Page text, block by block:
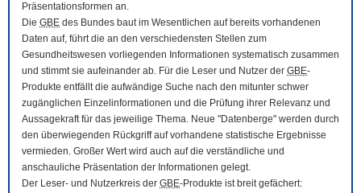
Präsentationsformen an.
Die GBE des Bundes baut im Wesentlichen auf bereits vorhandenen
Daten auf, führt die an den verschiedensten Stellen zum
Gesundheitswesen vorliegenden Informationen systematisch zusammen
und stimmt sie aufeinander ab. Für die Leser und Nutzer der GBE-
Produkte entfällt die aufwändige Suche nach den mitunter schwer
zugänglichen Einzelinformationen und die Prüfung ihrer Relevanz und
Aussagekraft für das jeweilige Thema. Neue "Datenberge" werden durch
den überwiegenden Rückgriff auf vorhandene statistische Ergebnisse
vermieden. Großer Wert wird auch auf die verständliche und
anschauliche Präsentation der Informationen gelegt.
Der Leser- und Nutzerkreis der GBE-Produkte ist breit gefächert: